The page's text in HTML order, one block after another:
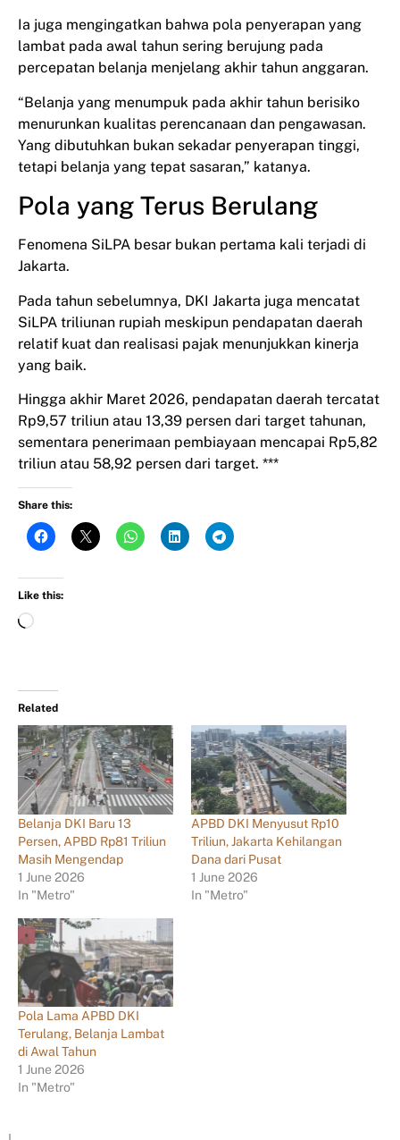
Ia juga mengingatkan bahwa pola penyerapan yang
lambat pada awal tahun sering berujung pada
percepatan belanja menjelang akhir tahun anggaran.
“Belanja yang menumpuk pada akhir tahun berisiko
menurunkan kualitas perencanaan dan pengawasan.
Yang dibutuhkan bukan sekadar penyerapan tinggi,
tetapi belanja yang tepat sasaran,” katanya.
Pola yang Terus Berulang
Fenomena SiLPA besar bukan pertama kali terjadi di
Jakarta.
Pada tahun sebelumnya, DKI Jakarta juga mencatat
SiLPA triliunan rupiah meskipun pendapatan daerah
relatif kuat dan realisasi pajak menunjukkan kinerja
yang baik.
Hingga akhir Maret 2026, pendapatan daerah tercatat
Rp9,57 triliun atau 13,39 persen dari target tahunan,
sementara penerimaan pembiayaan mencapai Rp5,82
triliun atau 58,92 persen dari target. ***
Share this:
Like this:
Related
Belanja DKI Baru 13
Persen, APBD Rp81 Triliun
Masih Mengendap
1 June 2026
In "Metro"
APBD DKI Menyusut Rp10
Triliun, Jakarta Kehilangan
Dana dari Pusat
1 June 2026
In "Metro"
Pola Lama APBD DKI
Terulang, Belanja Lambat
di Awal Tahun
1 June 2026
In "Metro"